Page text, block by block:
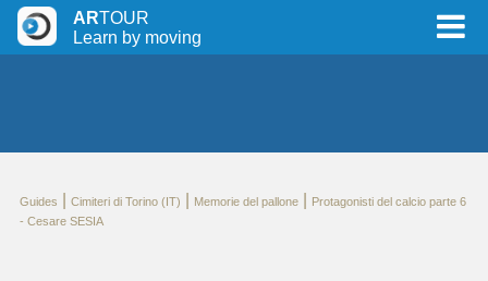
ARTOUR
Learn by moving
Guides Cimiteri di Torino (IT) Memorie del pallone|
Protagonisti del calcio parte 6
- Cesare SESIA